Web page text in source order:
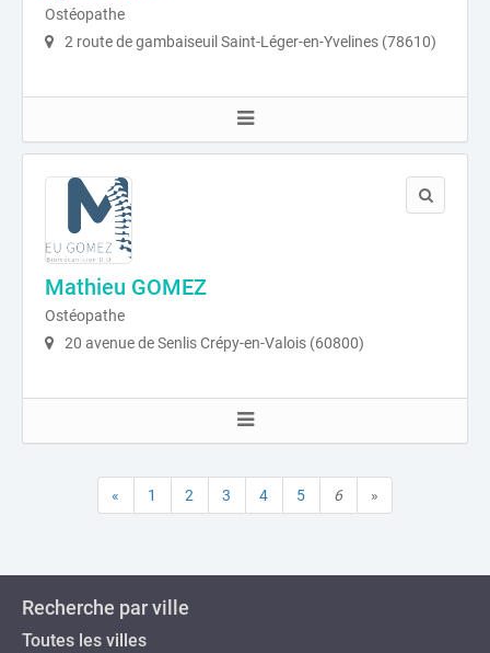
Ostéopathe
2 route de gambaiseuil Saint-Léger-en-Yvelines (78610)
Mathieu GOMEZ
Ostéopathe
20 avenue de Senlis Crépy-en-Valois (60800)
« 1 2 3 4 5 6 »
Recherche par ville
Toutes les villes